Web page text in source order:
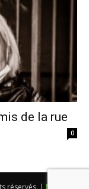
de la rue
0
réservés. | Mentions